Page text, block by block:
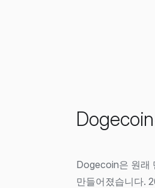
Dogecoin은 원래
만들어졌습니다.